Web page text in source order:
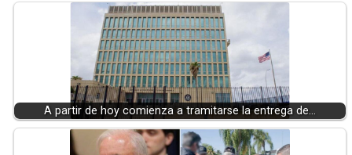
A partir de hoy comienza a tramitarse la entrega de…